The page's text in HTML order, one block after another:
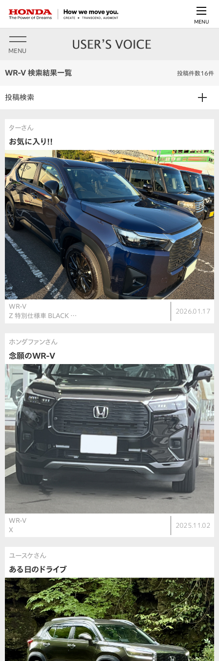
MENU
MENU
WR-V 検索結果一覧 投稿件数16件
投稿検索
ターさん
お気に入り!!
WR-V
Z 特別仕様車 BLACK …
2026.01.17
ホンダファンさん
念願のWR-V
WR-V
X
2025.11.02
ユースケさん
ある日のドライブ